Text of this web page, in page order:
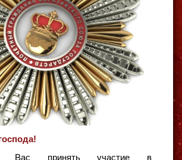
Вас принять участие в